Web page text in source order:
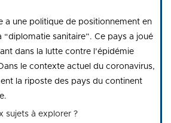
a une politique de positionnement en
“diplomatie sanitaire”. Ce pays a joué
dans la lutte contre l’épidémie
le contexte actuel du coronavirus,
la riposte des pays du continent
sujets à explorer ?